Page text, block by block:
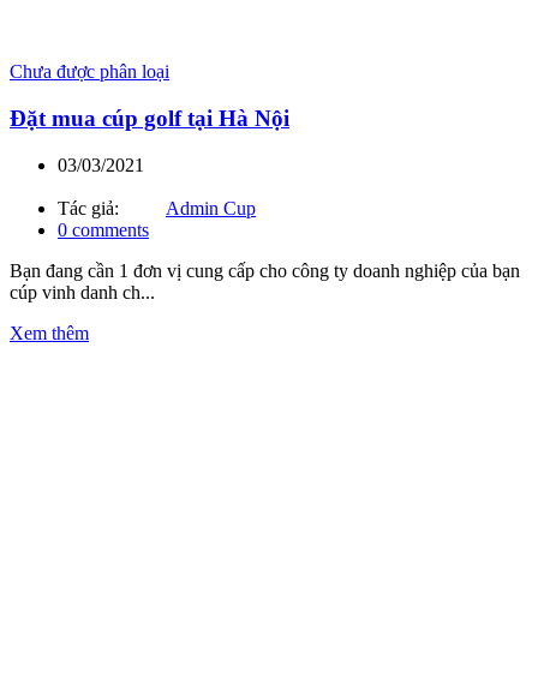
Chưa được phân loại
Đặt mua cúp golf tại Hà Nội
03/03/2021
Tác giả:
Admin Cup
0 comments
Bạn đang cần 1 đơn vị cung cấp cho công ty doanh nghiệp của bạn
cúp vinh danh ch...
Xem thêm